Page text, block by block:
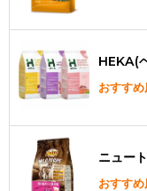
HEKA(
おすすめ
ニュー
おすすめ